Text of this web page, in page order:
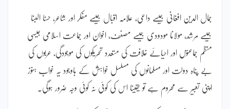
جمال الدین افغانی جیسے داعی، علامہ اقبال جیسے مفکر اور شاعر، حسنا البنا
جیسے مرشد، مولانا مودودی جیسے مصنف، اخوان اور جماعت اسلامی جیسی
منظم جماعتوں اور احیائے خلافت کی متعدد تحریکوں کی موجودگی، عربوں کی
بے پناہ دولت اور مسلمانوں کی مسلسل خواہش کے باوجود یہ خواب ہنوز
اپنی تعبیر سے محروم ہے تو یقینا اس کی کوئی نہ کوئی وجہ ضرور ہوگی۔